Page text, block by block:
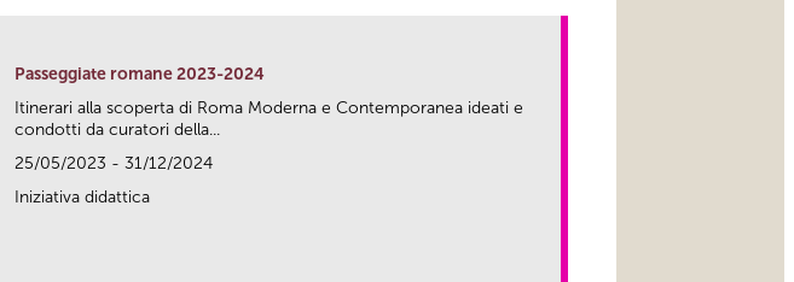
Passeggiate romane 2023-2024
Itinerari alla scoperta di Roma Moderna e Contemporanea ideati e
condotti da curatori della...
25/05/2023 - 31/12/2024
Iniziativa didattica